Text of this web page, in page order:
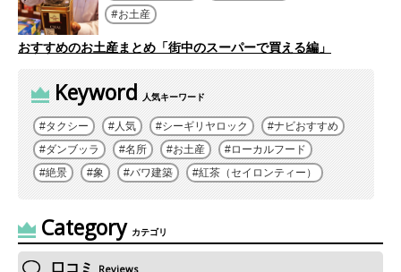
お土産
おすすめのお土産まとめ「街中のスーパーで買える編」
Keyword 人気キーワード
タクシー 人気 シーギリヤロック
ナビおすすめ
ダンブッラ
名所 お土産
ローカルフード
絶景
象 バワ建築 紅茶（セイロンティー）
Category カテゴリ
口コミ Reviews